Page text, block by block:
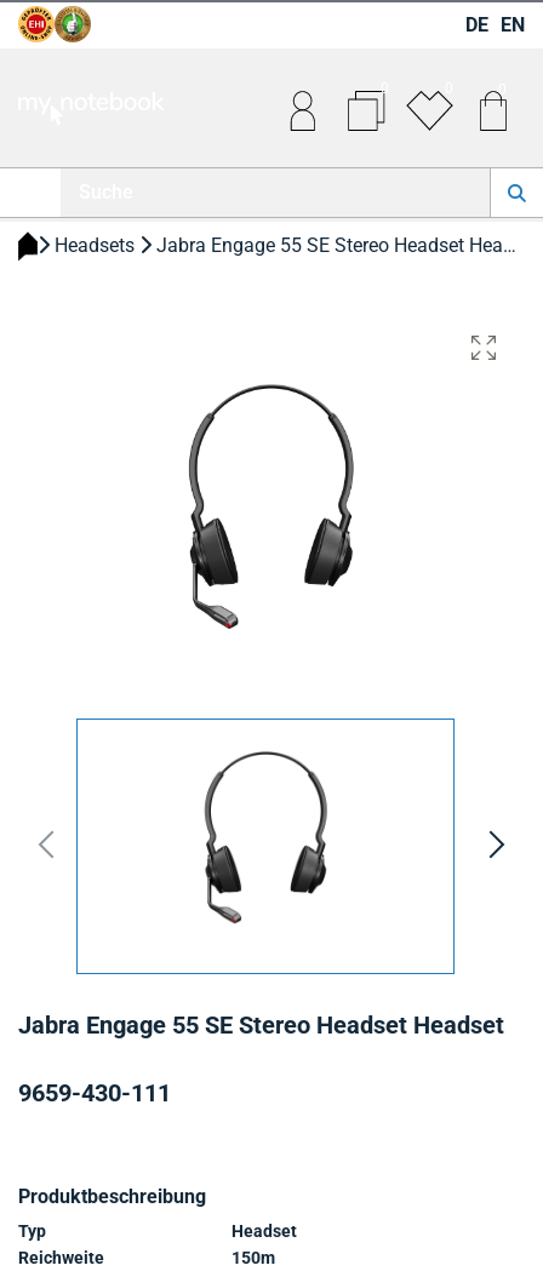
DE EN
0 0
Headsets Jabra Engage 55 SE Stereo Headset Headset
Jabra Engage 55 SE Stereo Headset Headset
9659-430-111
Produktbeschreibung
Typ
Reichweite
Headset
150m